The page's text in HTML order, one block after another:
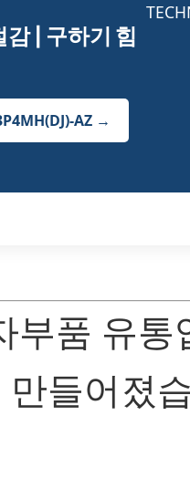
| 구하기 힘
AZ →
부품 유
만들어졌